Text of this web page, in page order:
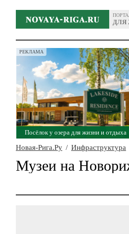
ДЛЯ
РЕКЛАМА
Посёлок у озера для жизни и отдыха
Новая-Рига.Ру / Инфраструктура
Музеи на